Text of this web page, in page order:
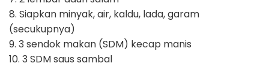
8. Siapkan minyak, air, kaldu, lada, garam
(secukupnya)
9. 3 sendok makan (SDM) kecap manis
10. 3 SDM saus sambal